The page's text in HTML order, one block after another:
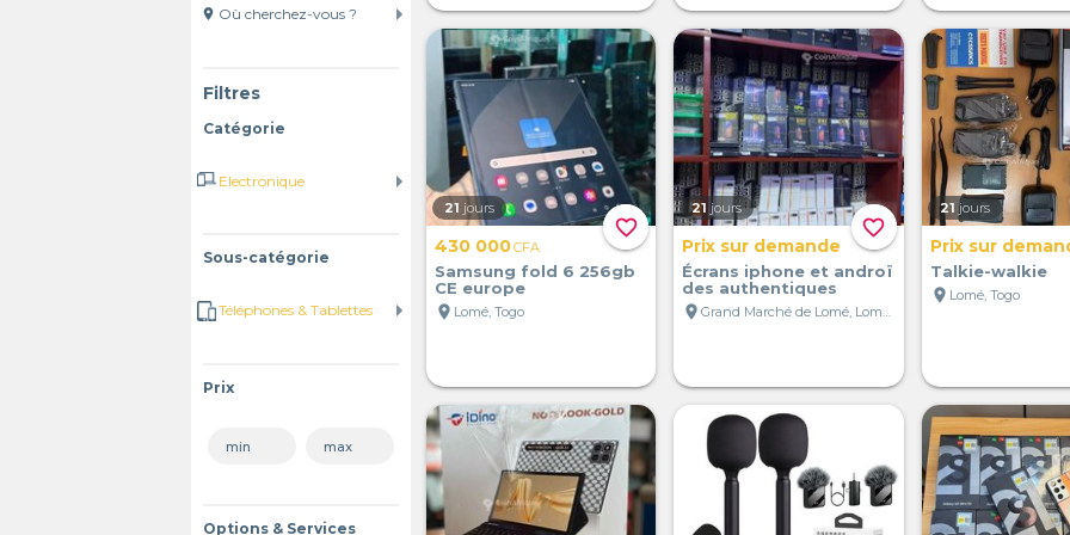
location_on
Filtres
Catégorie
Sous-catégorie
Prix
Options & Services
favorite_border
21 jours
430 000CFA
Samsung fold 6 256gb
CE europe
location_on Lomé, Togo
favorite_border
21 jours
Prix sur demande
Écrans iphone et androï
des authentiques
location_on
Grand Marché de Lomé, Lomé, Togo
21 jours
Prix sur
Talkie-walkie
location_on Lomé, Togo